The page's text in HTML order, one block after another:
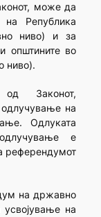
може да
Република
ниво) и за
општините во
ниво).
Законот,
на
Одлуката
е
референдумот
на државно
на